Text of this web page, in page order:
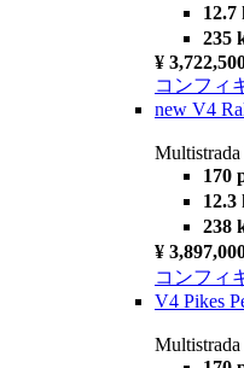
12.7
235
¥
コンフィ
new V4
170
12.3
238
¥
コンフィ
V4 Pikes